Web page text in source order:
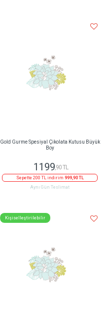
Gold Gurme Spesiyal Çikolata Kutusu Büyük
Boy
1199,90 TL
Sepette 200 TL indirim 999,90 TL
Aynı Gün Teslimat
Kişiselleştirilebilir